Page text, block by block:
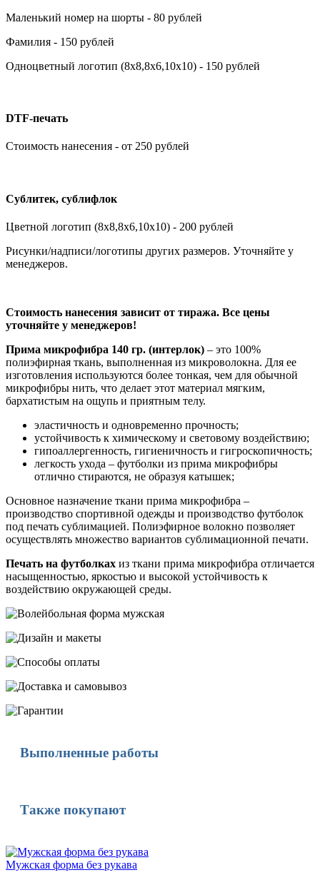
Маленький номер на шорты - 80 рублей
Фамилия - 150 рублей
Одноцветный логотип (8х8,8х6,10х10) - 150 рублей
DTF-печать
Стоимость нанесения - от 250 рублей
Сублитек, сублифлок
Цветной логотип (8х8,8х6,10х10) - 200 рублей
Рисунки/надписи/логотипы других размеров. Уточняйте у
менеджеров.
Стоимость нанесения зависит от тиража. Все цены
уточняйте у менеджеров!
Прима микрофибра 140 гр. (интерлок) – это 100%
полиэфирная ткань, выполненная из микроволокна. Для ее
изготовления используются более тонкая, чем для обычной
микрофибры нить, что делает этот материал мягким,
бархатистым на ощупь и приятным телу.
эластичность и одновременно прочность;
устойчивость к химическому и световому воздействию;
гипоаллергенность, гигиеничность и гигроскопичность;
легкость ухода – футболки из прима микрофибры
отлично стираются, не образуя катышек;
Основное назначение ткани прима микрофибра –
производство спортивной одежды и производство футболок
под печать сублимацией. Полиэфирное волокно позволяет
осуществлять множество вариантов сублимационной печати.
Печать на футболках из ткани прима микрофибра отличается
насыщенностью, яркостью и высокой устойчивость к
воздействию окружающей среды.
Выполненные работы
Также покупают
Мужская форма без рукава